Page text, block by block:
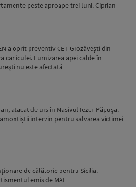
peste aproape trei luni. Ciprian
a oprit preventiv CET Grozăvești din
caniculei. Furnizarea apei calde în
nu este afectată
atacat de urs în Masivul Iezer-Păpușa.
intervin pentru salvarea victimei
de călătorie pentru Sicilia.
emis de MAE